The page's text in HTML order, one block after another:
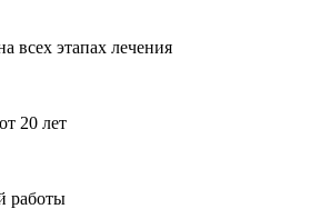
всех этапах лечения
20 лет
работы